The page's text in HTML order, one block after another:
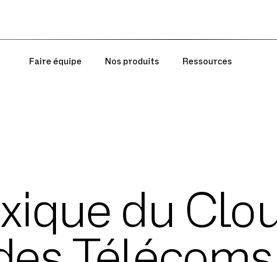
Faire équipe Nos produits Ressources
du